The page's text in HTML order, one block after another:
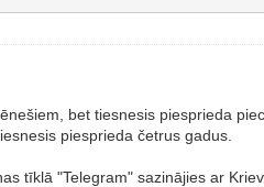
bet tiesnesis piesprieda
piesprieda četrus gadus.
tīklā "Telegram" sazinājies ar